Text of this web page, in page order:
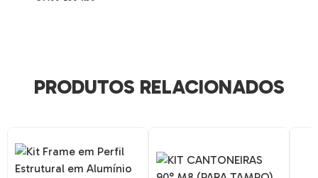
PRODUTOS RELACIONADOS